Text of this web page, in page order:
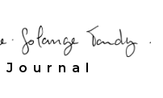
Journal